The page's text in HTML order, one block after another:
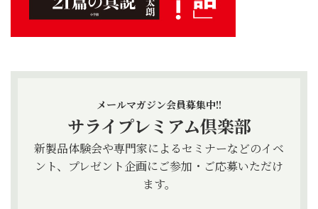
メールマガジン会員募集中!!
サライプレミアム倶楽部
新製品体験会や専門家によるセミナーなどのイベ
ント、プレゼント企画にご参加・ご応募いただけ
ます。